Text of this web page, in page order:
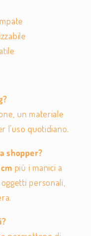
un materiale
l’uso quotidiano.
shopper?
più i manici a
personali,